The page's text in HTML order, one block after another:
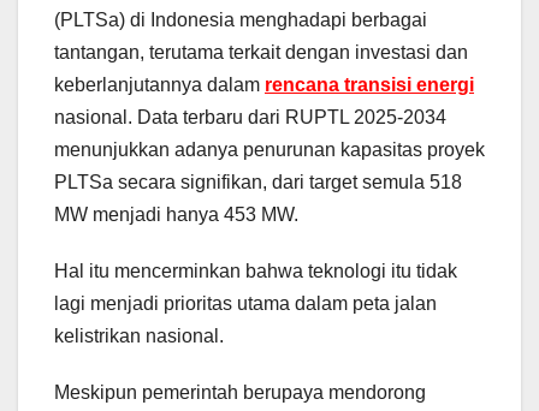
(PLTSa) di Indonesia menghadapi berbagai
tantangan, terutama terkait dengan investasi dan
keberlanjutannya dalam rencana transisi energi
nasional. Data terbaru dari RUPTL 2025-2034
menunjukkan adanya penurunan kapasitas proyek
PLTSa secara signifikan, dari target semula 518
MW menjadi hanya 453 MW.
Hal itu mencerminkan bahwa teknologi itu tidak
lagi menjadi prioritas utama dalam peta jalan
kelistrikan nasional.
Meskipun pemerintah berupaya mendorong